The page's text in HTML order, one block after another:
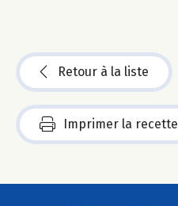
Retour à la liste
Imprimer la recette